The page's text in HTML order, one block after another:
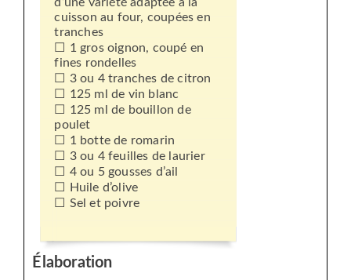
cuisson au four, coupées en
tranches
1 gros oignon, coupé en
fines rondelles
3 ou 4 tranches de citron
125 ml de vin blanc
125 ml de bouillon de
poulet
1 botte de romarin
3 ou 4 feuilles de laurier
4 ou 5 gousses d’ail
Huile d’olive
Sel et poivre
Élaboration